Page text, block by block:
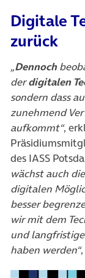
Digitale
zurück
„Dennoch
derdigitalen
sondern dass
zunehmend
aufkommt“,
des IASS
wächst auch
digitalen
besser
wir mit dem
und
haben werden“